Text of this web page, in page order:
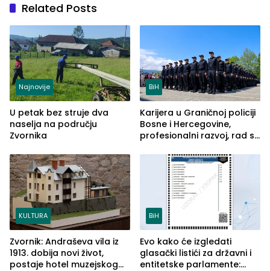
Related Posts
Najnovije
U petak bez struje dva
naselja na području
Zvornika
BiH
Karijera u Graničnoj policiji
Bosne i Hercegovine,
profesionalni razvoj, rad sa
služba građanima
KULTURA
Zvornik: Andraševa vila iz
1913. dobija novi život,
postaje hotel muzejskog
BiH
Evo kako će izgledati
glasački listići za državni i
entitetske parlamente: